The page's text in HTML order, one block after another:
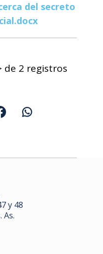
del secreto
de 2 registros
y 48
As.